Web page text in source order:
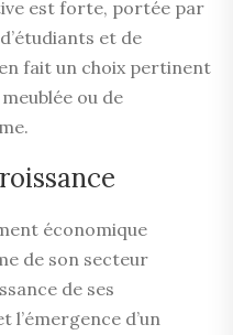
est forte, portée par
et de
fait un choix pertinent
ou de
économique
de son secteur
de ses
d’un